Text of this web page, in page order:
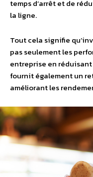
temps d’arrêt et de
la ligne.
Tout cela signifie
pas seulement les
entreprise en
fournit également un
améliorant les